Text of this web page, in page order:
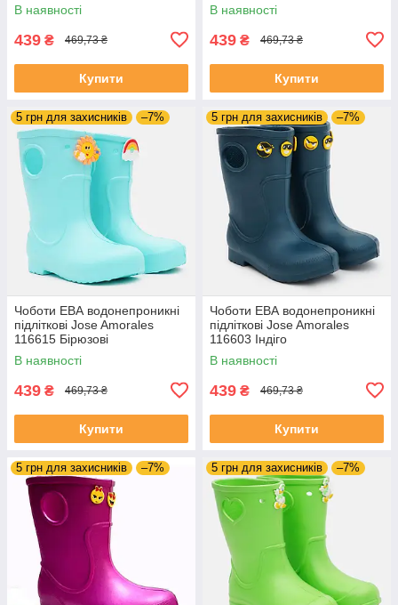
В наявності
439 ₴ 469,73 ₴
Купити
В наявності
439 ₴ 469,73 ₴
Купити
5 грн для захисників –7%
Чоботи ЕВА водонепроникні
підліткові Jose Amorales
116615 Бірюзові
В наявності
439 ₴ 469,73 ₴
Купити
5 грн для захисників –7%
Чоботи ЕВА водонепроникні
підліткові Jose Amorales
116603 Індіго
В наявності
439 ₴ 469,73 ₴
Купити
5 грн для захисників –7% 5 грн для захисників –7%